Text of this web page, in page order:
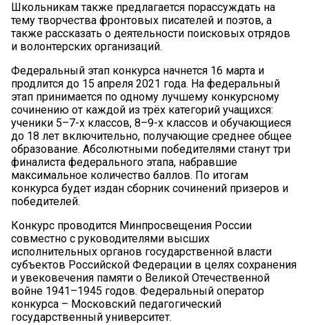
Школьникам также предлагается порассуждать на
тему творчества фронтовых писателей и поэтов, а
также рассказать о деятельности поисковых отрядов
и волонтерских организаций.
Федеральный этап конкурса начнется 16 марта и
продлится до 15 апреля 2021 года. На федеральный
этап принимается по одному лучшему конкурсному
сочинению от каждой из трёх категорий учащихся:
ученики 5–7-х классов, 8–9-х классов и обучающиеся
до 18 лет включительно, получающие среднее общее
образование. Абсолютными победителями станут три
финалиста федерального этапа, набравшие
максимальное количество баллов. По итогам
конкурса будет издан сборник сочинений призеров и
победителей.
Конкурс проводится Минпросвещения России
совместно с руководителями высших
исполнительных органов государственной власти
субъектов Российской Федерации в целях сохранения
и увековечения памяти о Великой Отечественной
войне 1941–1945 годов. Федеральный оператор
конкурса – Московский педагогический
государственный университет.